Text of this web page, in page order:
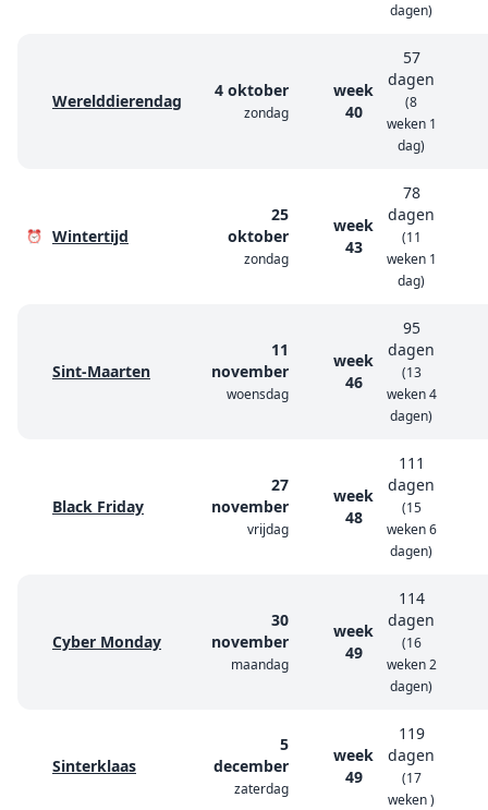
dagen)
Werelddierendag
4 oktober
zondag
week
40
57
dagen
(8
weken 1
dag)
⏰ Wintertijd
25
oktober
zondag
week
43
78
dagen
(11
weken 1
dag)
Sint-Maarten
11
november
woensdag
week
46
95
dagen
(13
weken 4
dagen)
Black Friday
27
november
vrijdag
week
48
111
dagen
(15
weken 6
dagen)
Cyber Monday
30
november
maandag
week
49
114
dagen
(16
weken 2
dagen)
Sinterklaas
5
december
zaterdag
week
49
119
dagen
(17
weken )